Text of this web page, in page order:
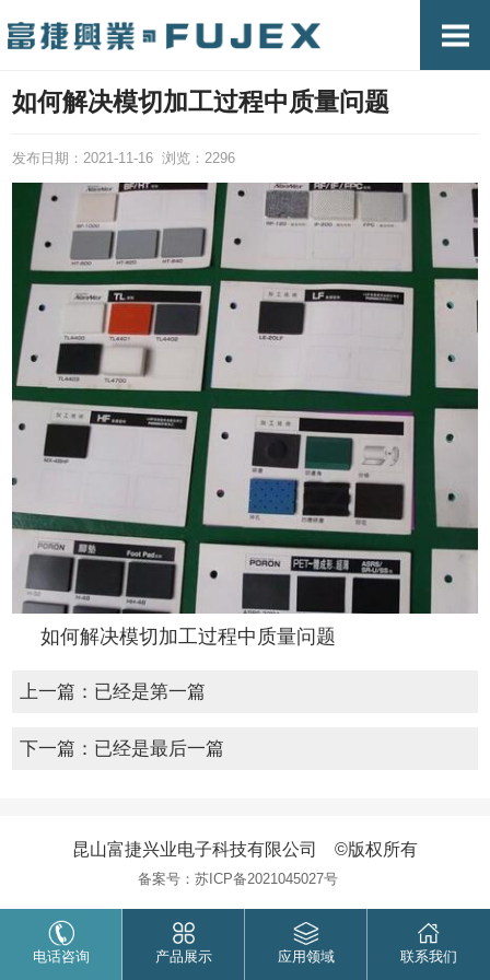
如何解决模切加工过程中质量问题
发布日期：2021-11-16 浏览：2296
如何解决模切加工过程中质量问题
上一篇：已经是第一篇
下一篇：已经是最后一篇
昆山富捷兴业电子科技有限公司 ©版权所有
备案号： 苏ICP备2021045027号
电话咨询 产品展示 应用领域 联系我们